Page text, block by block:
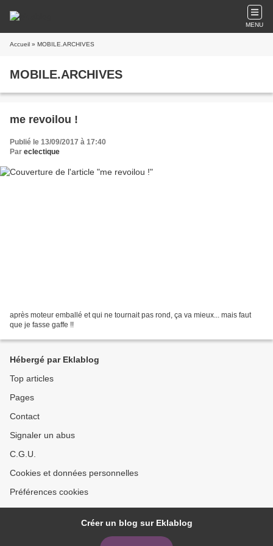
MENU
Accueil » MOBILE.ARCHIVES
MOBILE.ARCHIVES
me revoilou !
Publié le 13/09/2017 à 17:40
Par eclectique
après moteur emballé et qui ne tournait pas rond, ça va mieux... mais faut
que je fasse gaffe !!
Hébergé par Eklablog
Top articles
Pages
Contact
Signaler un abus
C.G.U.
Cookies et données personnelles
Préférences cookies
Créer un blog sur Eklablog